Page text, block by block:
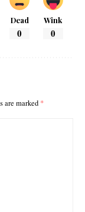
Dead
0
Wink
0
are marked *